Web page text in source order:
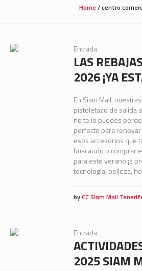
Home/centro
Entrada
LAS
2026 ¡YA
En Siam Mall,
pistoletazo de salida
no te lo puedes
perfecto para
esos accesorios que
buscando o comprar
para este verano ¡a
tecnología, belleza,
byCC Siam Mall
Entrada
2025 SIAM